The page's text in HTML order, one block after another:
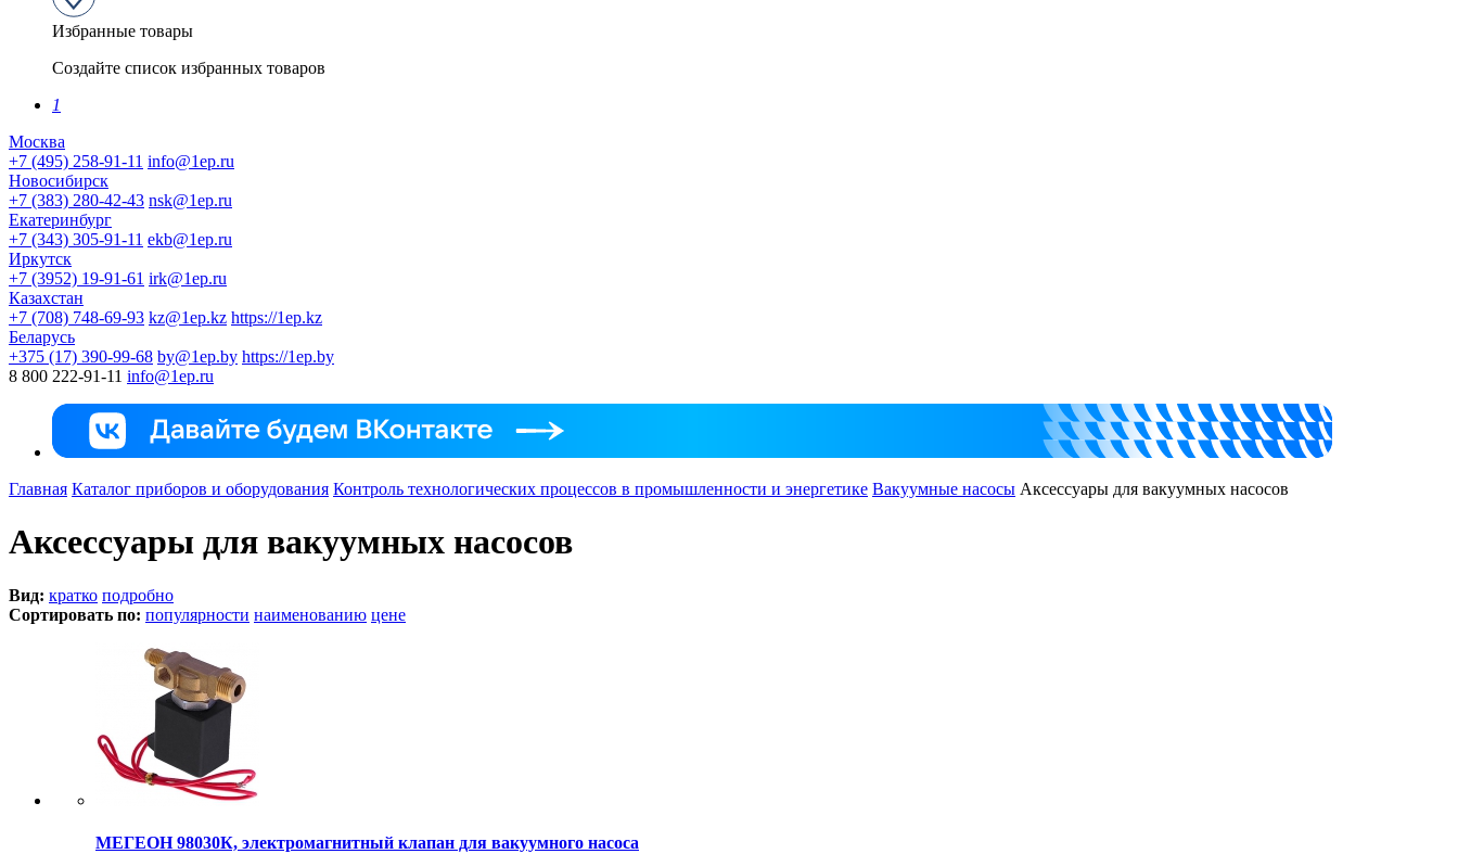
Избранные товары
Создайте список избранных товаров
1
Москва
+7 (495) 258-91-11 info@1ep.ru
Новосибирск
+7 (383) 280-42-43 nsk@1ep.ru
Екатеринбург
+7 (343) 305-91-11 ekb@1ep.ru
Иркутск
+7 (3952) 19-91-61 irk@1ep.ru
Казахстан
+7 (708) 748-69-93 kz@1ep.kz https://1ep.kz
Беларусь
+375 (17) 390-99-68 by@1ep.by https://1ep.by
8 800 222-91-11 info@1ep.ru
Главная Каталог приборов и оборудования Контроль технологических процессов в промышленности и энергетике Вакуумные насосы Аксессуары для вакуумных насосов
Аксессуары для вакуумных насосов
Вид: кратко подробно
Сортировать по: популярности наименованию цене
МЕГЕОН 98030К, электромагнитный клапан для вакуумного насоса